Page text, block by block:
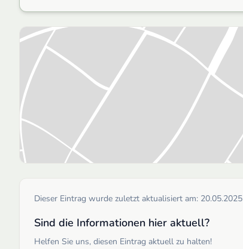
Dieser Eintrag wurde zuletzt aktualisiert am: 20.05.2025
Sind die Informationen hier aktuell?
Helfen Sie uns, diesen Eintrag aktuell zu halten!